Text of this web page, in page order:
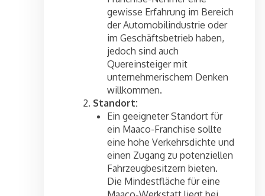
gewisse Erfahrung im Bereich
der Automobilindustrie oder
im Geschäftsbetrieb haben,
jedoch sind auch
Quereinsteiger mit
unternehmerischem Denken
willkommen.
Standort:
Ein geeigneter Standort für
ein Maaco-Franchise sollte
eine hohe Verkehrsdichte und
einen Zugang zu potenziellen
Fahrzeugbesitzern bieten.
Die Mindestfläche für eine